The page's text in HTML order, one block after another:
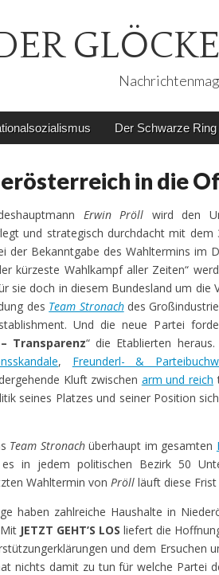
Der Schwarze Ring
in die
Erwin Pröll wird den
und strategisch durchdacht mit
der Bekanntgabe des Wahltermins im
kürzeste Wahlkampf aller Zeiten“
sie doch in diesem Bundesland um die
des Team Stronachdes
Und die neue Partei
Transparenz“ die Etablierten
, Freunderl- &
Kluft zwischen arm und reich
seines Platzes und seiner Position
Team Stronachüberhaupt im gesamten
in jedem politischen Bezirk 50
Wahltermin von Pröll läuft diese
haben zahlreiche Haushalte in
JETZT GEHT’S LOS liefert die
und dem Ersuchen
nichts damit zu tun für welche Partei